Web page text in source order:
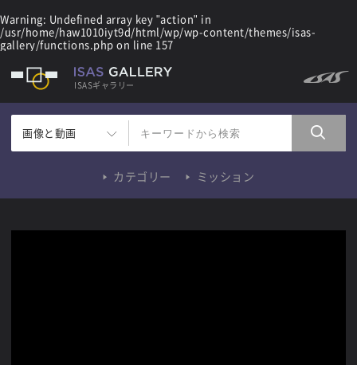
Warning: Undefined array key "action" in
/usr/home/haw1010iyt9d/html/wp/wp-content/themes/isas-
gallery/functions.php on line 157
ISASギャラリー
画像と動画
カテゴリー ミッション